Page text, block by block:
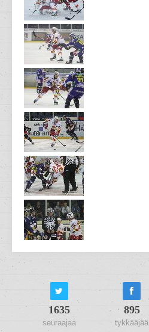
1635
seuraajaa
895
tykkääjää